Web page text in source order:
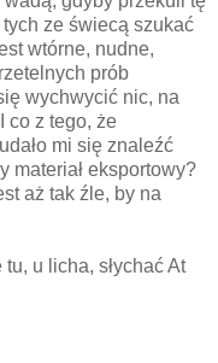
ze świecą szukać
wtórne, nudne,
prób
wychwycić nic, na
co z tego, że
mi się znaleźć
materiał eksportowy?
aż tak źle, by na
u licha, słychać At